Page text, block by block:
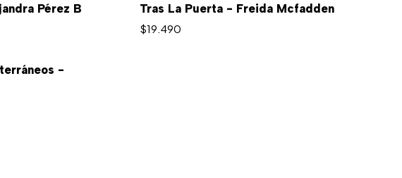
Pérez B Tras La Puerta - Freida Mcfadden
$19.490
-